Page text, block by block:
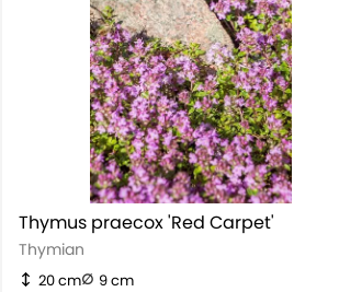
Eigenschaft Mediterrane Pflanzen
Eigenschaft Bodendecker
Immergrün Immergrün
Thymus praecox 'Red Carpet'
Thymian
20 cm 9 cm